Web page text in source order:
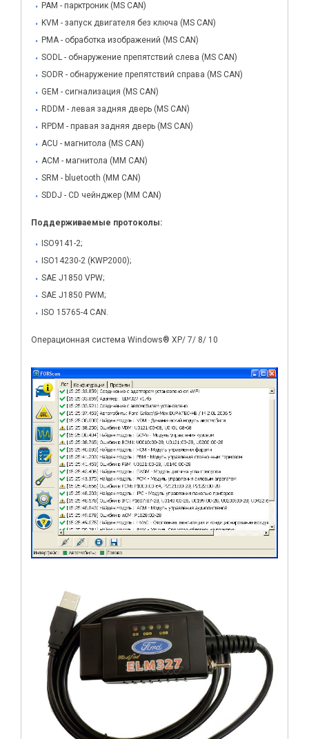
PAM - парктроник (MS CAN)
KVM - запуск двигателя без ключа (MS CAN)
PMA - обработка изображений (MS CAN)
SODL - обнаружение препятствий слева (MS CAN)
SODR - обнаружение препятствий справа (MS CAN)
GEM - сигнализация (MS CAN)
RDDM - левая задняя дверь (MS CAN)
RPDM - правая задняя дверь (MS CAN)
ACU - магнитола (MS CAN)
ACM - магнитола (MM CAN)
SRM - bluetooth (MM CAN)
SDDJ - CD чейнджер (MM CAN)
Поддерживаемые протоколы:
ISO9141-2;
ISO14230-2 (KWP2000);
SAE J1850 VPW;
SAE J1850 PWM;
ISO 15765-4 CAN.
Операционная система Windows® XP/ 7/ 8/ 10